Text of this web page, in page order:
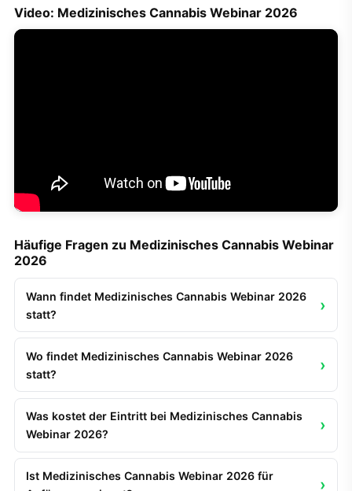
Video: Medizinisches Cannabis Webinar 2026
Häufige Fragen zu Medizinisches Cannabis Webinar
2026
Wann findet Medizinisches Cannabis Webinar 2026
statt?
Wo findet Medizinisches Cannabis Webinar 2026
statt?
Was kostet der Eintritt bei Medizinisches Cannabis
Webinar 2026?
Ist Medizinisches Cannabis Webinar 2026 für